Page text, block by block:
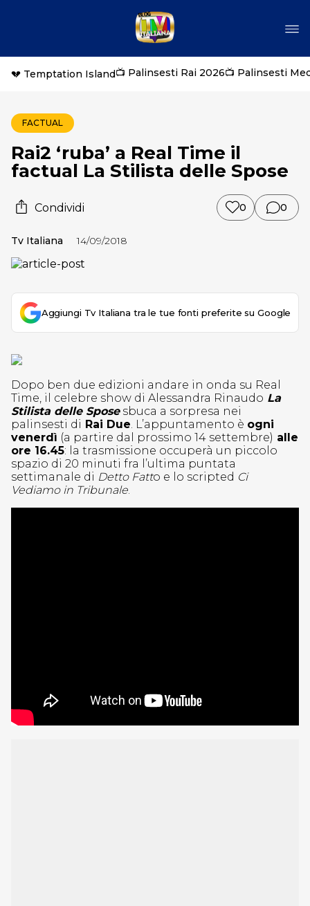
💔 Temptation Island📺 Palinsesti Rai 2026📺 Palinsesti
FACTUAL
Rai2 ‘ruba’ a Real Time il
factual La Stilista delle Spose
Condividi 0 0
Tv Italiana 14/09/2018
Aggiungi Tv Italiana tra le tue fonti preferite su Google
Dopo ben due edizioni andare in onda su Real
Time, il celebre show di Alessandra Rinaudo La
Stilista delle Sposesbuca a sorpresa nei
palinsesti di Rai Due. L’appuntamento è ogni
venerdì (a partire dal prossimo 14 settembre) alle
ore 16.45: la trasmissione occuperà un piccolo
spazio di 20 minuti fra l’ultima puntata
settimanale di Detto Fatto e lo scripted Ci
Vediamo in Tribunale.